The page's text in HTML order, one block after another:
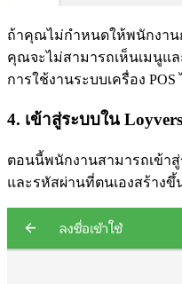
ถ้าคุณไม่กำหนดให้พนักงา
คุณจะไม่สามารถเห็นเมนูแ
การใช้งานระบบเครื่อง POS
4. เข้าสู่ระบบใน
ตอนนี้พนักงานสามารถเข้าสู่
และรหัสผ่านที่ตนเองสร้าง